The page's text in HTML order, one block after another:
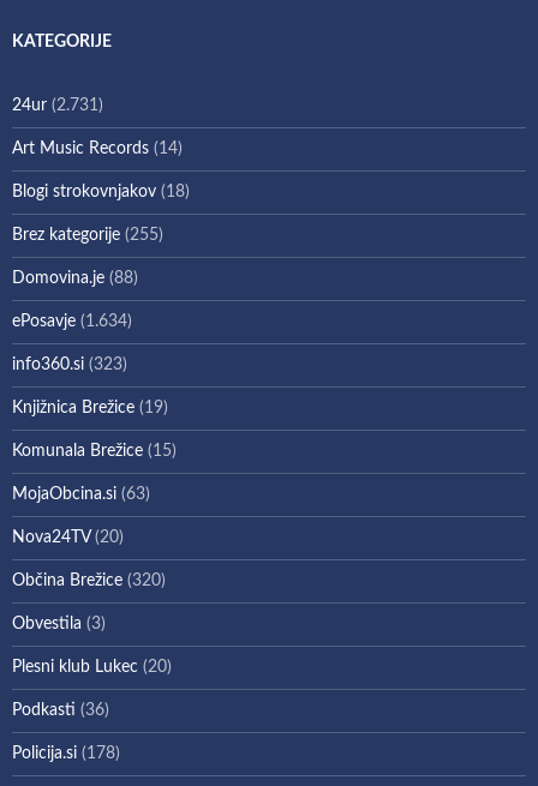
KATEGORIJE
24ur (2.731)
Art Music Records (14)
Blogi strokovnjakov (18)
Brez kategorije (255)
Domovina.je (88)
ePosavje (1.634)
info360.si (323)
Knjižnica Brežice (19)
Komunala Brežice (15)
MojaObcina.si (63)
Nova24TV(20)
Občina Brežice (320)
Obvestila (3)
Plesni klub Lukec (20)
Podkasti (36)
Policija.si (178)